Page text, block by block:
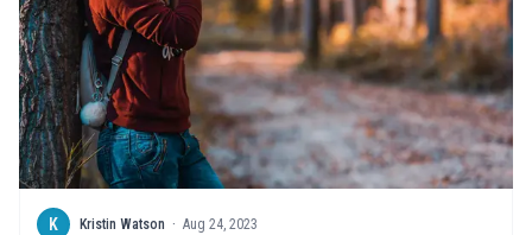
K Kristin Watson · Aug 24, 2023